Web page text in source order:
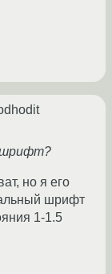
шрифт?
но я его
шрифт
1-1.5